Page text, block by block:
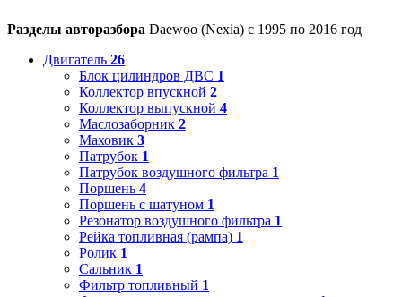
Разделы авторазбора Daewoo (Nexia) с 1995 по 2016 год
Двигатель 26
Блок цилиндров ДВС 1
Коллектор впускной 2
Коллектор выпускной 4
Маслозаборник 2
Маховик 3
Патрубок 1
Патрубок воздушного фильтра 1
Поршень 4
Поршень с шатуном 1
Резонатор воздушного фильтра 1
Рейка топливная (рампа) 1
Ролик 1
Сальник 1
Фильтр топливный 1